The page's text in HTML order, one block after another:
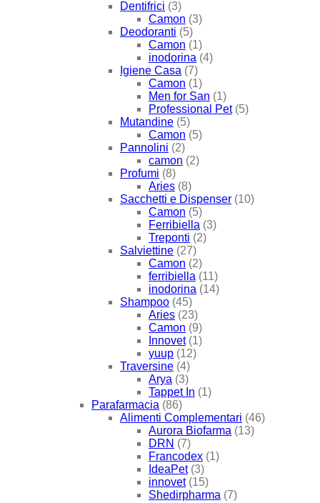
Dentifrici (3)
Camon (3)
Deodoranti (5)
Camon (1)
inodorina (4)
Igiene Casa (7)
Camon (1)
Men for San (1)
Professional Pet (5)
Mutandine (5)
Camon (5)
Pannolini (2)
camon (2)
Profumi (8)
Aries (8)
Sacchetti e Dispenser (10)
Camon (5)
Ferribiella (3)
Treponti (2)
Salviettine (27)
Camon (2)
ferribiella (11)
inodorina (14)
Shampoo (45)
Aries (23)
Camon (9)
Innovet (1)
yuup (12)
Traversine (4)
Arya (3)
Tappet In (1)
Parafarmacia (86)
Alimenti Complementari (46)
Aurora Biofarma (13)
DRN (7)
Francodex (1)
IdeaPet (3)
innovet (15)
Shedirpharma (7)